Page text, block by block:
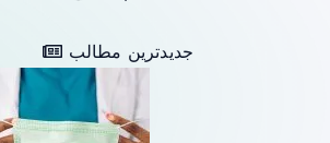
جدیدترین مطالب